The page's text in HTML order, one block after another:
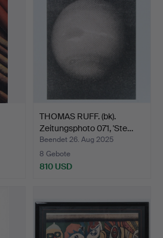
THOMAS RUFF. (bk).
Zeitungsphoto 071, 'Ste…
Beendet 26. Aug 2025
8 Gebote
810 USD